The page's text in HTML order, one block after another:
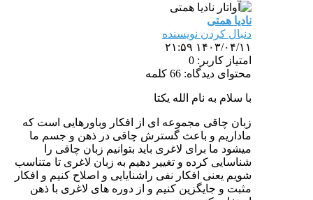
نادیا همتی
دنبال کردن نویسنده
۱۴۰۳/۰۴/۱۱ ۲۱:۵۹
امتیاز کاربر: 0
محتوای دیدگاه: 66 کلمه
با سلام به نام الله یکتا
زبان چاقی مجموعه ای از افکار و‌باورهایی است که
ماداریم و باعث گسترش چاقی در ذهن و جسم ما
میشود ما برای لاغری باید بتوانیم زبان چاقی را
شناسایی کرده و تغییر دهیم به زبان لاغری تا متناسب
شویم یعنی افکار نفی راشنایایی و اصلاح کنیم و افکار
مثبت و جایگزین کنیم و از دوره های لاغری با ذهن